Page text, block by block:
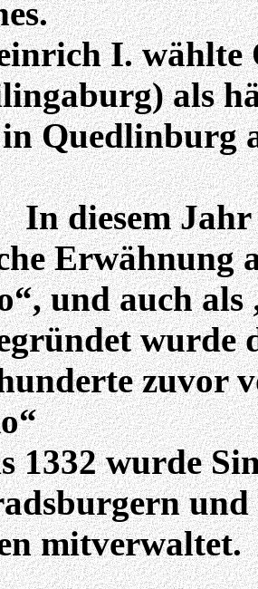
I. wählte
) als
Quedlinburg
In diesem
Erwähnung
“, und auch als
wurde
zuvor
1332 wurde
und
mitverwaltet.